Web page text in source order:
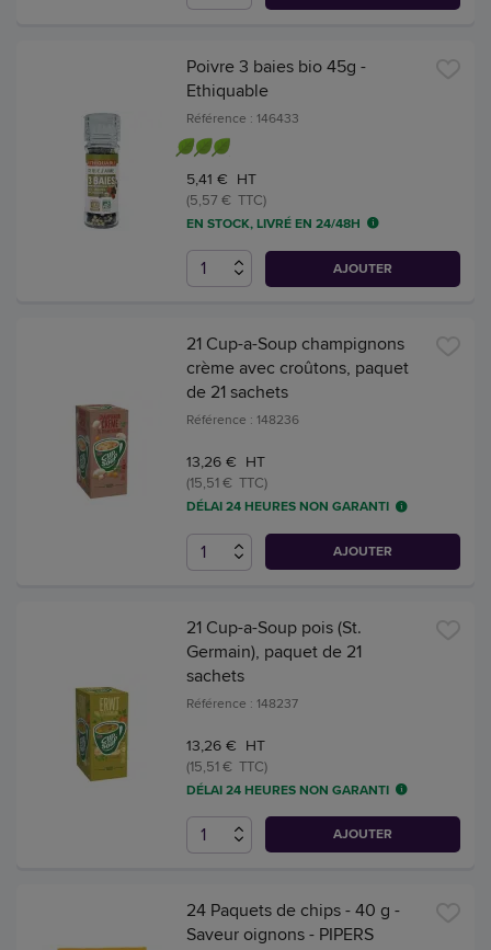
Poivre 3 baies bio 45g -
Ethiquable
Référence : 146433
5,41 € HT
(5,57 € TTC)
EN STOCK, LIVRÉ EN 24/48H
AJOUTER
21 Cup-a-Soup champignons
crème avec croûtons, paquet
de 21 sachets
Référence : 148236
13,26 € HT
(15,51 € TTC)
DÉLAI 24 HEURES NON GARANTI
AJOUTER
21 Cup-a-Soup pois (St.
Germain), paquet de 21
sachets
Référence : 148237
13,26 € HT
(15,51 € TTC)
DÉLAI 24 HEURES NON GARANTI
AJOUTER
24 Paquets de chips - 40 g -
Saveur oignons - PIPERS